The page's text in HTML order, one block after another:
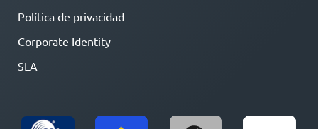
Política de privacidad
Corporate Identity
SLA